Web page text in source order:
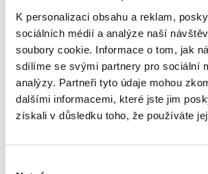
K personalizaci obsahu a reklam,
sociálních médií a analýze naší
soubory cookie. Informace o tom, jak
sdílíme se svými partnery pro sociální
analýzy. Partneři tyto údaje mohou
dalšími informacemi, které jste jim
získali v důsledku toho, že používáte
Poznámka
VIN: WV2ZZZ2KZFX059739, země
jedná se o komisní prodej, vozidlo je již v